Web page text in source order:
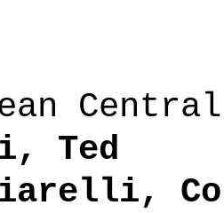
Ted